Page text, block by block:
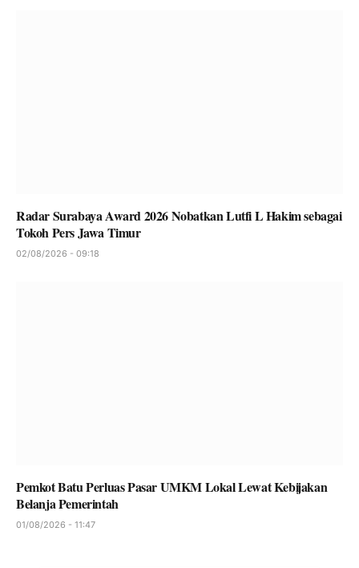
Radar Surabaya Award 2026 Nobatkan Lutfi L Hakim sebagai
Tokoh Pers Jawa Timur
02/08/2026 - 09:18
Pemkot Batu Perluas Pasar UMKM Lokal Lewat Kebijakan
Belanja Pemerintah
01/08/2026 - 11:47